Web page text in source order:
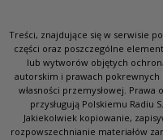
Treści, znajdujące się w serwisie
części oraz poszczególne
lub wytworów objętych
autorskim i prawach pokrewnych
własności przemysłowej.
przysługują Polskiemu
Jakiekolwiek kopiowanie,
rozpowszechnianie materiałów